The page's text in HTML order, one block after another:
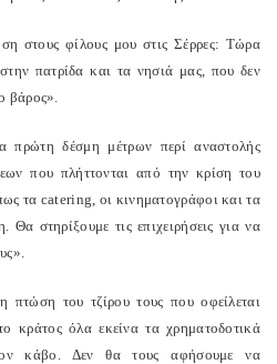
στους φίλους μου στις Σέρρες: Τώρα
πατρίδα και τα νησιά μας, που δεν
βάρος».
πρώτη δέσμη μέτρων περί αναστολής
που πλήττονται από την κρίση του
τα catering, οι κινηματογράφοι και τα
στηρίξουμε τις επιχειρήσεις για να
πτώση του τζίρου τους που οφείλεται
κράτος όλα εκείνα τα χρηματοδοτικά
κάβο. Δεν θα τους αφήσουμε να